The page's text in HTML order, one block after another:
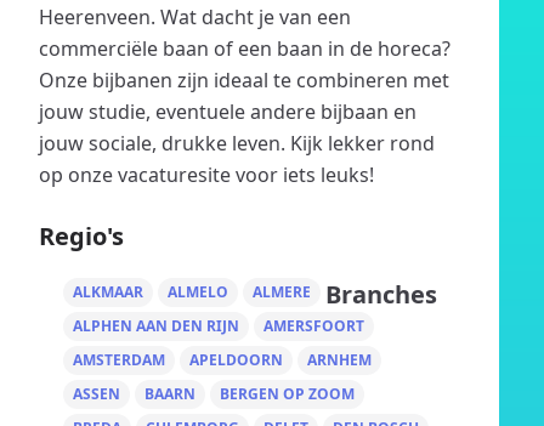
Heerenveen. Wat dacht je van een
commerciële baan of een baan in de horeca?
Onze bijbanen zijn ideaal te combineren met
jouw studie, eventuele andere bijbaan en
jouw sociale, drukke leven. Kijk lekker rond
op onze vacaturesite voor iets leuks!
Regio's
ALKMAAR ALMELO
ALMERE
ALPHEN AAN DEN RIJN
AMERSFOORT
AMSTERDAM
APELDOORN
ARNHEM
ASSEN
BAARN
BERGEN OP ZOOM
Branches